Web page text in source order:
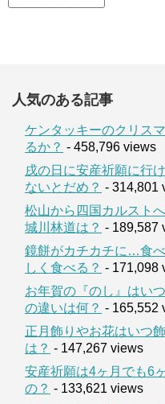
人気のある記事
ケンタッキーのクリス
るか？ - 458,796 views
戌の日に安産祈願に行
ないとだめ？ - 314,801
松山から四国カルスト
城川林道は？ - 189,587
鏡餅がカチカチに…食
しく食べる？ - 171,098
お年賀の『のし』はい
の違いは何？ - 165,552
正月飾りやお花はいつ
は？ - 147,267 views
安産祈願は4ヶ月でも6
の？ - 133,621 views